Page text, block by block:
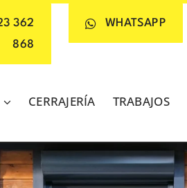
362
868
WHATSAPP
CERRAJERÍA TRABAJOS